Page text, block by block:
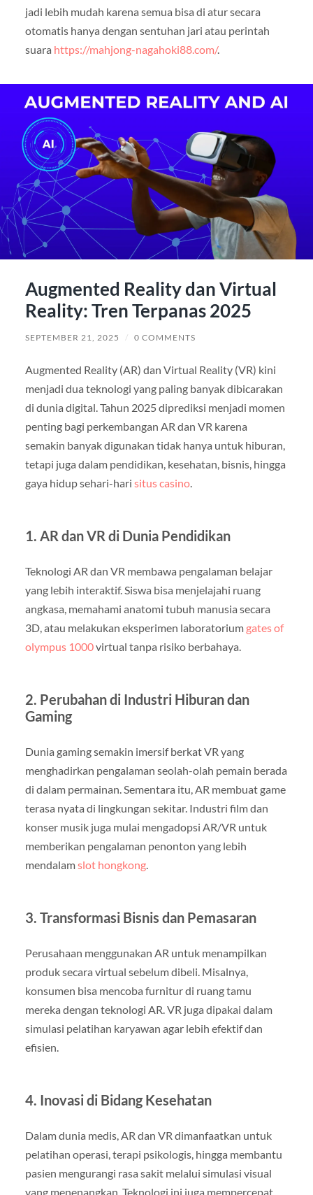
jadi lebih mudah karena semua bisa di atur secara
otomatis hanya dengan sentuhan jari atau perintah
suara https://mahjong-nagahoki88.com/.
Augmented Reality dan Virtual
Reality: Tren Terpanas 2025
SEPTEMBER 21, 2025 / 0 COMMENTS
Augmented Reality (AR) dan Virtual Reality (VR) kini
menjadi dua teknologi yang paling banyak dibicarakan
di dunia digital. Tahun 2025 diprediksi menjadi momen
penting bagi perkembangan AR dan VR karena
semakin banyak digunakan tidak hanya untuk hiburan,
tetapi juga dalam pendidikan, kesehatan, bisnis, hingga
gaya hidup sehari-hari situs casino.
1. AR dan VR di Dunia Pendidikan
Teknologi AR dan VR membawa pengalaman belajar
yang lebih interaktif. Siswa bisa menjelajahi ruang
angkasa, memahami anatomi tubuh manusia secara
3D, atau melakukan eksperimen laboratorium gates of
olympus 1000virtual tanpa risiko berbahaya.
2. Perubahan di Industri Hiburan dan
Gaming
Dunia gaming semakin imersif berkat VR yang
menghadirkan pengalaman seolah-olah pemain berada
di dalam permainan. Sementara itu, AR membuat game
terasa nyata di lingkungan sekitar. Industri film dan
konser musik juga mulai mengadopsi AR/VR untuk
memberikan pengalaman penonton yang lebih
mendalamslot hongkong.
3. Transformasi Bisnis dan Pemasaran
Perusahaan menggunakan AR untuk menampilkan
produk secara virtual sebelum dibeli. Misalnya,
konsumen bisa mencoba furnitur di ruang tamu
mereka dengan teknologi AR. VR juga dipakai dalam
simulasi pelatihan karyawan agar lebih efektif dan
efisien.
4. Inovasi di Bidang Kesehatan
Dalam dunia medis, AR dan VR dimanfaatkan untuk
pelatihan operasi, terapi psikologis, hingga membantu
pasien mengurangi rasa sakit melalui simulasi visual
yang menenangkan. Teknologi ini juga mempercepat